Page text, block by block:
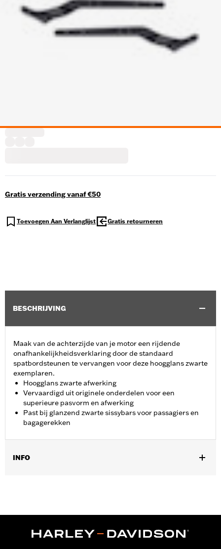
Gratis verzending vanaf €50
Toevoegen Aan Verlanglijst Gratis retourneren
BESCHRIJVING
Maak van de achterzijde van je motor een rijdende
onafhankelijkheidsverklaring door de standaard
spatbordsteunen te vervangen voor deze hoogglans zwarte
exemplaren.
Hoogglans zwarte afwerking
Vervaardigd uit originele onderdelen voor een
superieure pasvorm en afwerking
Past bij glanzend zwarte sissybars voor passagiers en
bagagerekken
INFO
In de doos:Linker en rechter spatbordsteuncovers,